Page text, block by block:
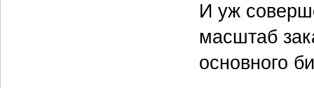
И уж
масштаб
основного